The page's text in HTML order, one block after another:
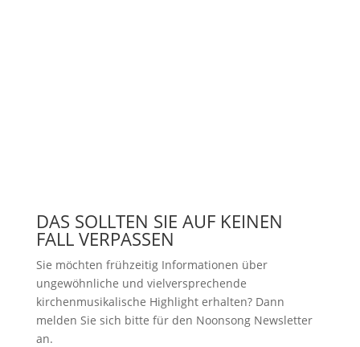
DAS SOLLTEN SIE AUF KEINEN
FALL VERPASSEN
Sie möchten frühzeitig Informationen über
ungewöhnliche und vielversprechende
kirchenmusikalische Highlight erhalten? Dann
melden Sie sich bitte für den Noonsong Newsletter
an.